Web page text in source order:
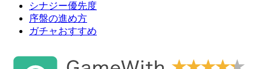
シナジー優先度
序盤の進め方
ガチャおすすめ